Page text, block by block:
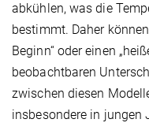
abkühlen, was die
bestimmt. Daher
Beginn“ oder einen
beobachtbaren
zwischen diesen
insbesondere in jungen